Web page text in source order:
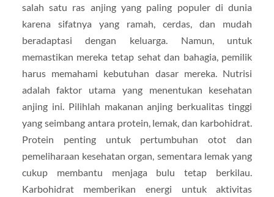
salah satu ras anjing yang paling populer di dunia
karena sifatnya yang ramah, cerdas, dan mudah
beradaptasi dengan keluarga. Namun, untuk
memastikan mereka tetap sehat dan bahagia, pemilik
harus memahami kebutuhan dasar mereka. Nutrisi
adalah faktor utama yang menentukan kesehatan
anjing ini. Pilihlah makanan anjing berkualitas tinggi
yang seimbang antara protein, lemak, dan karbohidrat.
Protein penting untuk pertumbuhan otot dan
pemeliharaan kesehatan organ, sementara lemak yang
cukup membantu menjaga bulu tetap berkilau.
Karbohidrat memberikan energi untuk aktivitas